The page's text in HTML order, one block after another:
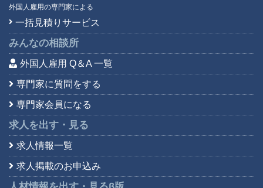
外国人雇用の専門家による
一括見積りサービス
みんなの相談所
外国人雇用 Q＆A 一覧
専門家に質問をする
専門家会員になる
求人を出す・見る
求人情報一覧
求人掲載のお申込み